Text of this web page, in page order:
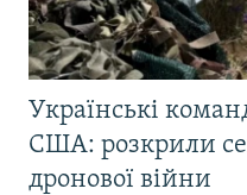
Українські
США: розкрили
дронової війни